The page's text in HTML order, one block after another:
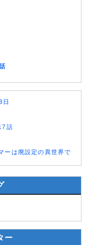
話
ーは廃設定の異世界で
妙な話- 第6話
ー